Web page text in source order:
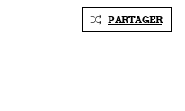
PARTAGER